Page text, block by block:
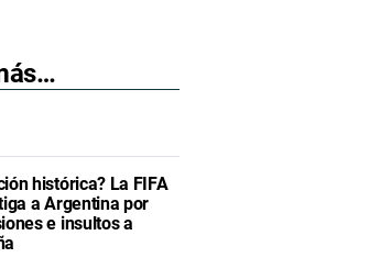
histórica? La FIFA
a Argentina por
e insultos a